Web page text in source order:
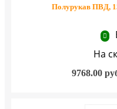
Полурукав ПВД,
На
9768.00